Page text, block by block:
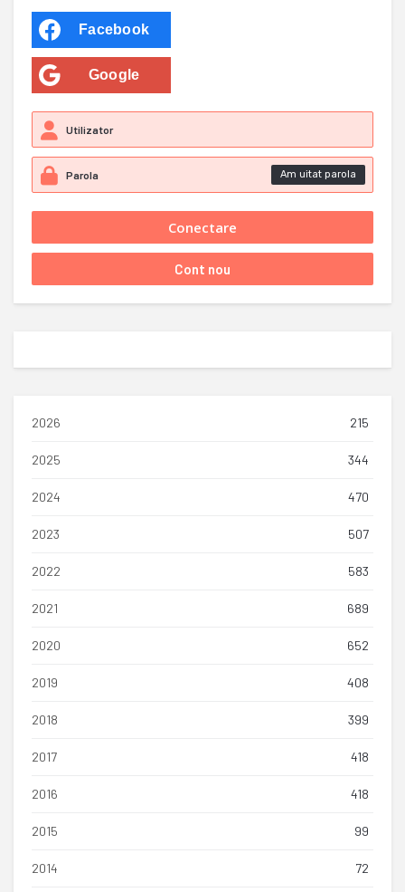
Facebook
Google
Am uitat parola
2026 215
2025 344
2024 470
2023 507
2022 583
2021 689
2020 652
2019 408
2018 399
2017 418
2016 418
2015 99
2014 72